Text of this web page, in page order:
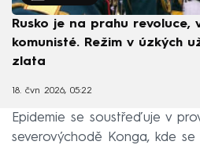
Rusko je na prahu revoluce,
komunisté. Režim v úzkých
zlata
18. čvn 2026, 05:22
Epidemie se soustřeďuje v
severovýchodě Konga, kde